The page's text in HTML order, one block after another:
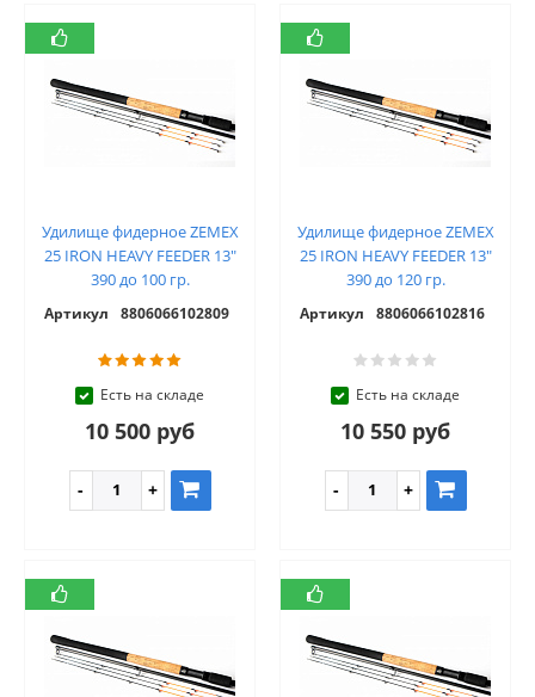
Удилище фидерное ZEMEX
25 IRON HEAVY FEEDER 13"
390 до 100 гр.
Артикул 8806066102809
Есть на складе
10 500 руб
Удилище фидерное ZEMEX
25 IRON HEAVY FEEDER 13"
390 до 120 гр.
Артикул 8806066102816
Есть на складе
10 550 руб